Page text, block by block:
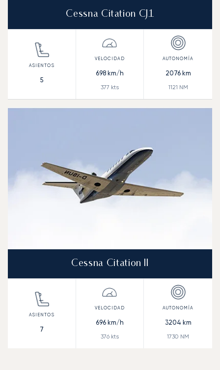
Cessna Citation CJ1
5
698km/h
377 kts
2076km
1121 NM
Cessna Citation II
7
696km/h
376kts
3204 km
1730 NM